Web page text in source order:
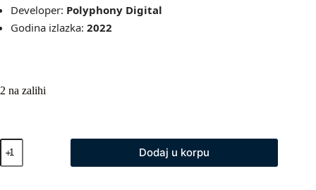
Developer: Polyphony Digital
Godina izlazka: 2022
2 na zalihi
Igra
za
PS4
Dodaj u korpu